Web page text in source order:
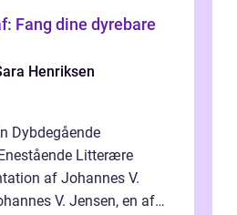
Fang dine dyrebare
Henriksen
Dybdegående
Litterære
af Johannes V.
V. Jensen, en af